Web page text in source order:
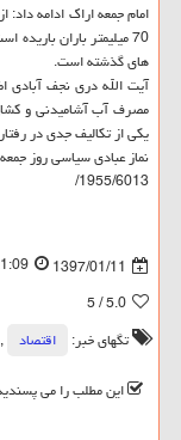
امام جمعه اراك ادامه
70 میلیمتر باران
های گذشته است.
آیت الله دری نجف آبادی
مصرف آب آشامیدنی و
یكی از تكالیف جدی در
نماز عبادی سیاسی روز جمعه در 33 نقطه استان مركزی برگزار
1955/6013/
1397/01/11
5.0
/ 5
تگهای خبر:
اقتصاد ,
این مطلب را می